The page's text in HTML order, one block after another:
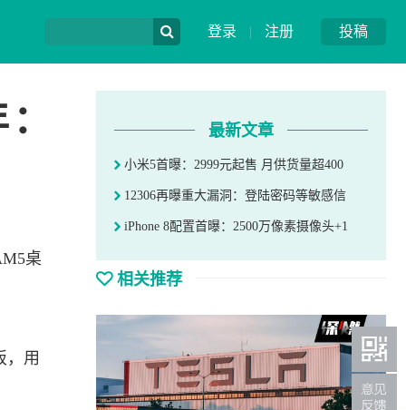
投稿
登录 | 注册
桌
，用
最新文章
小米5首曝：2999元起售 月供货量超400
12306再曝重大漏洞：登陆密码等敏感信
iPhone 8配置首曝：2500万像素摄像头+1
相关推荐